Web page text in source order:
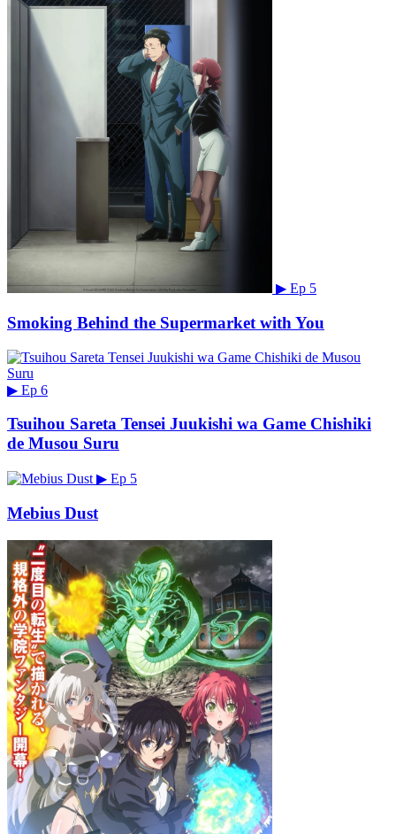
▶ Ep 5
Smoking Behind the Supermarket with You
▶ Ep 6
Tsuihou Sareta Tensei Juukishi wa Game Chishiki
de Musou Suru
▶ Ep 5
Mebius Dust